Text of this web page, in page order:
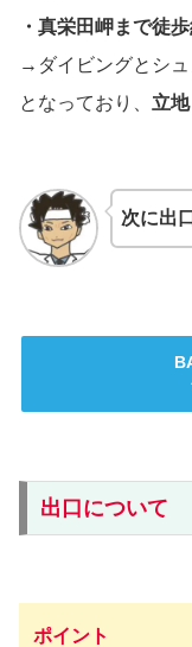
・真栄田岬まで徒
→ダイビングとシュ
となっており、 立
次に出
出口について
ポイント